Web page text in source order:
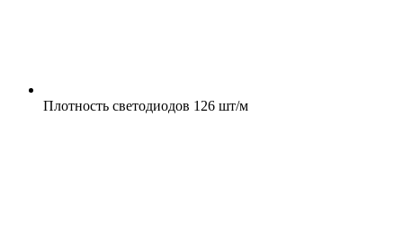
Плотность светодиодов 126 шт/м